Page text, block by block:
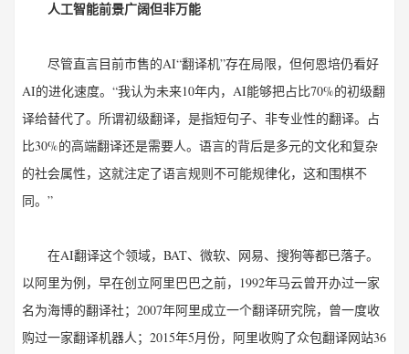
人工智能前景广阔但非万能
尽管直言目前市售的AI“翻译机”存在局限，但何恩培仍看好
AI的进化速度。“我认为未来10年内，AI能够把占比70%的初级翻
译给替代了。所谓初级翻译，是指短句子、非专业性的翻译。占
比30%的高端翻译还是需要人。语言的背后是多元的文化和复杂
的社会属性，这就注定了语言规则不可能规律化，这和围棋不
同。”
在AI翻译这个领域，BAT、微软、网易、搜狗等都已落子。
以阿里为例，早在创立阿里巴巴之前，1992年马云曾开办过一家
名为海博的翻译社；2007年阿里成立一个翻译研究院，曾一度收
购过一家翻译机器人；2015年5月份，阿里收购了众包翻译网站36